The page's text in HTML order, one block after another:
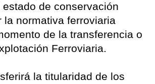
de conservación
la normativa ferroviaria
de la transferencia o
Ferroviaria.
la titularidad de los